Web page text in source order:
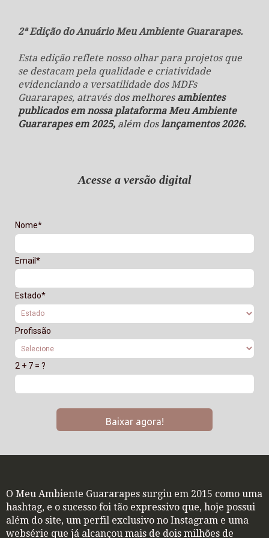
2ª Edição do Anuário Meu Ambiente Guararapes.
Esta edição reflete nosso olhar para projetos que
se destacam pela qualidade e criatividade
evidenciando a versatilidade dos MDFs
Guararapes, através dos melhores ambientes
publicados em nossa plataforma Meu Ambiente
Guararapes em 2025, além doslançamentos 2026.
Acesse a versão digital
Nome*
Email*
Estado*
Profissão
2 + 7 = ?
Baixar agora!
O Meu Ambiente Guararapes surgiu em 2015 como uma
hashtag, e o sucesso foi tão expressivo que, hoje possui
além do site, um perfil exclusivo no Instagram e uma
websérie que já alcançou mais de dois milhões de